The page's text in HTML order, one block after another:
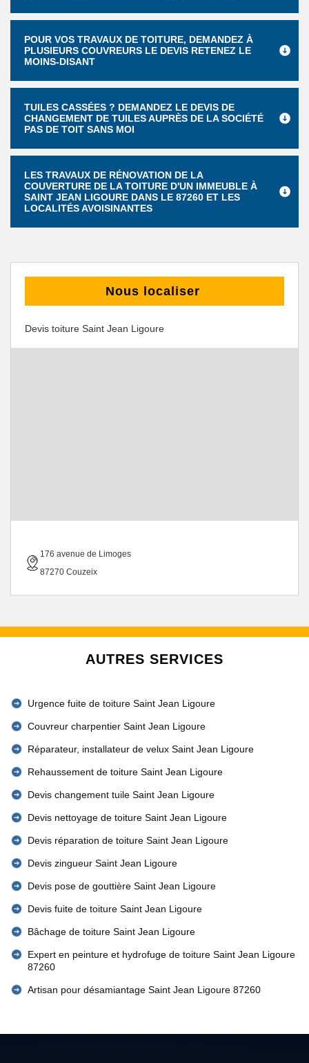
POUR VOS TRAVAUX DE TOITURE, DEMANDEZ À
PLUSIEURS COUVREURS LE DEVIS RETENEZ LE
MOINS-DISANT
TUILES CASSÉES ? DEMANDEZ LE DEVIS DE
CHANGEMENT DE TUILES AUPRÈS DE LA SOCIÉTÉ
PAS DE TOIT SANS MOI
LES TRAVAUX DE RÉNOVATION DE LA
COUVERTURE DE LA TOITURE D'UN IMMEUBLE À
SAINT JEAN LIGOURE DANS LE 87260 ET LES
LOCALITÉS AVOISINANTES
Nous localiser
Devis toiture Saint Jean Ligoure
176 avenue de Limoges
87270 Couzeix
AUTRES SERVICES
Urgence fuite de toiture Saint Jean Ligoure
Couvreur charpentier Saint Jean Ligoure
Réparateur, installateur de velux Saint Jean Ligoure
Rehaussement de toiture Saint Jean Ligoure
Devis changement tuile Saint Jean Ligoure
Devis nettoyage de toiture Saint Jean Ligoure
Devis réparation de toiture Saint Jean Ligoure
Devis zingueur Saint Jean Ligoure
Devis pose de gouttière Saint Jean Ligoure
Devis fuite de toiture Saint Jean Ligoure
Bâchage de toiture Saint Jean Ligoure
Expert en peinture et hydrofuge de toiture Saint Jean Ligoure
87260
Artisan pour désamiantage Saint Jean Ligoure 87260